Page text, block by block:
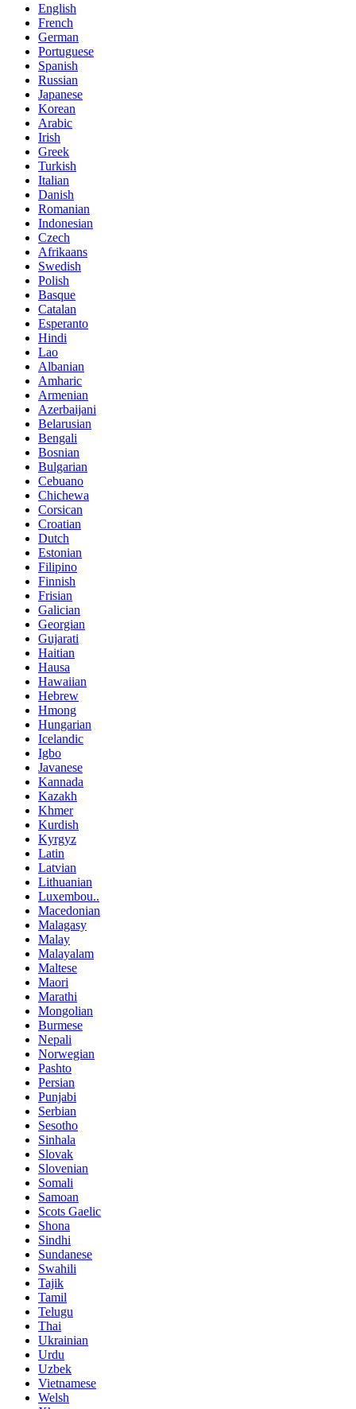
English
French
German
Portuguese
Spanish
Russian
Japanese
Korean
Arabic
Irish
Greek
Turkish
Italian
Danish
Romanian
Indonesian
Czech
Afrikaans
Swedish
Polish
Basque
Catalan
Esperanto
Hindi
Lao
Albanian
Amharic
Armenian
Azerbaijani
Belarusian
Bengali
Bosnian
Bulgarian
Cebuano
Chichewa
Corsican
Croatian
Dutch
Estonian
Filipino
Finnish
Frisian
Galician
Georgian
Gujarati
Haitian
Hausa
Hawaiian
Hebrew
Hmong
Hungarian
Icelandic
Igbo
Javanese
Kannada
Kazakh
Khmer
Kurdish
Kyrgyz
Latin
Latvian
Lithuanian
Luxembou..
Macedonian
Malagasy
Malay
Malayalam
Maltese
Maori
Marathi
Mongolian
Burmese
Nepali
Norwegian
Pashto
Persian
Punjabi
Serbian
Sesotho
Sinhala
Slovak
Slovenian
Somali
Samoan
Scots Gaelic
Shona
Sindhi
Sundanese
Swahili
Tajik
Tamil
Telugu
Thai
Ukrainian
Urdu
Uzbek
Vietnamese
Welsh